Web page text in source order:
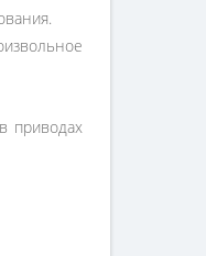
приводах